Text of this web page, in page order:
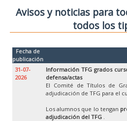
Avisos y noticias para
todos los
Fecha de
publicación
31-07-
2026
Información TFG grados
defensa/actas
El Comité de Títulos de
adjudicación de TFG para el
Los alumnos que lo tengan
adjudicación del TFG .